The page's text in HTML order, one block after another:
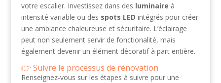
votre escalier. Investissez dans des luminaire à
intensité variable ou des spots LED intégrés pour créer
une ambiance chaleureuse et sécuritaire. L’éclairage
peut non seulement servir de fonctionalité, mais
également devenir un élément décoratif à part entière.
Suivre le processus de rénovation
Renseignez-vous sur les étapes à suivre pour une